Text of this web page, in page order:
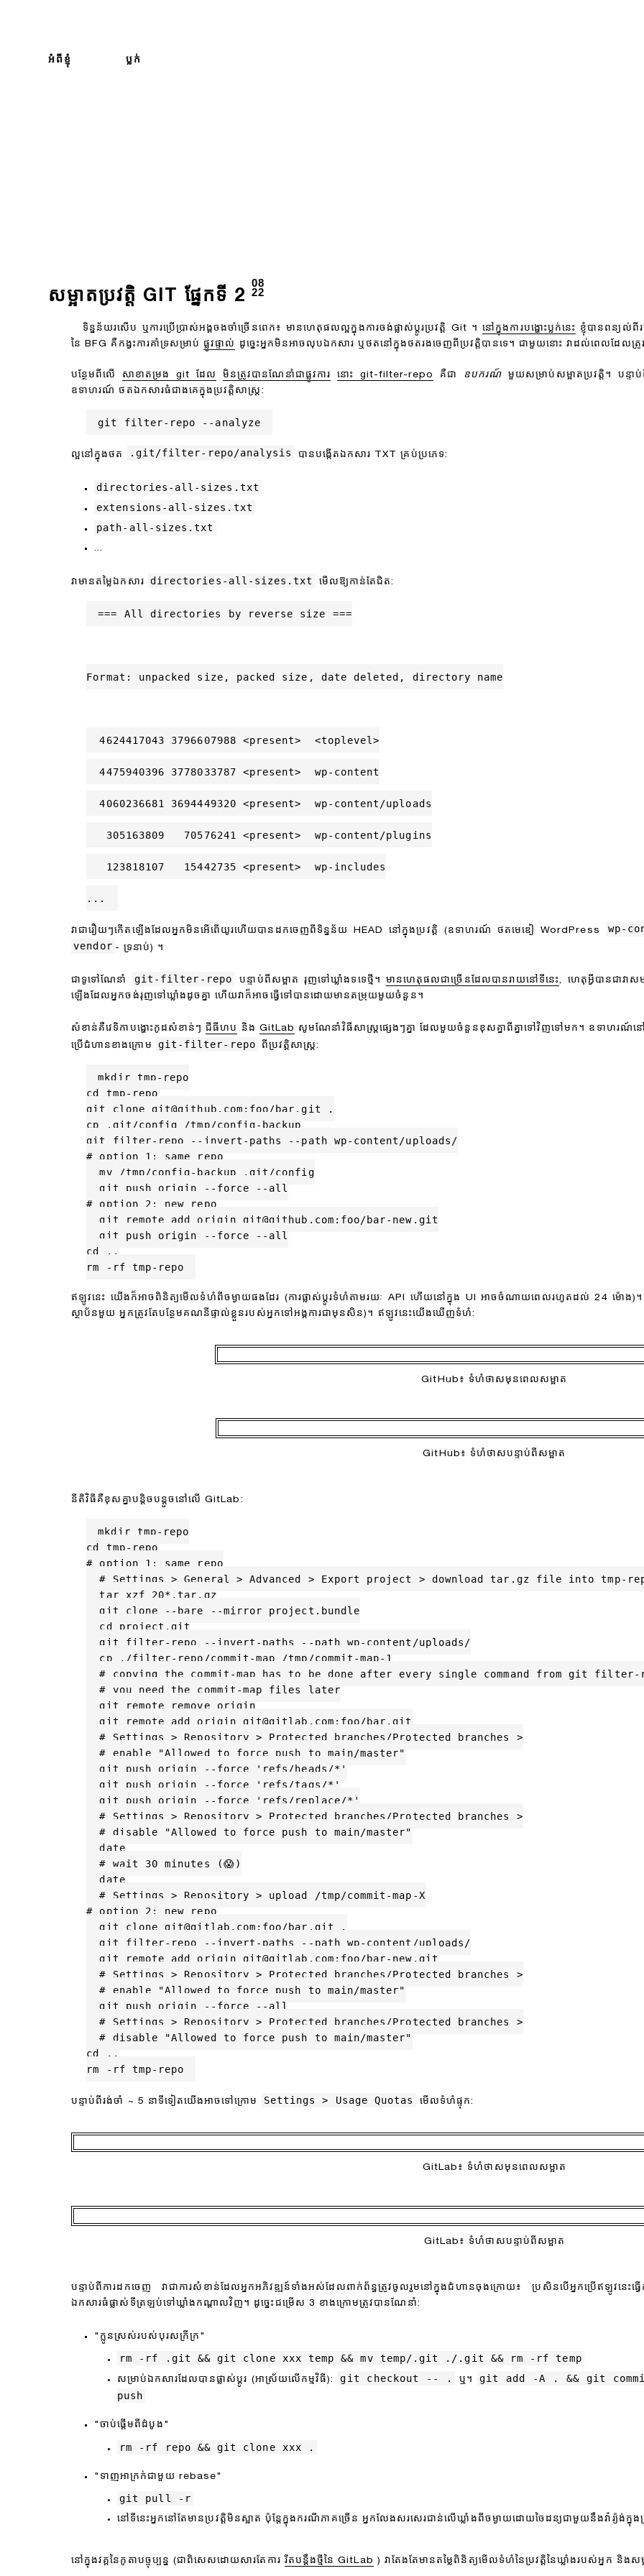
អំពី​ខ្ញុំ ប្លក់
សម្អាតប្រវត្តិ GIT ផ្នែកទី 2
08
22
ទិន្នន័យរសើប ឬការប្រើប្រាស់អង្គចងចាំច្រើនពេក៖ មានហេតុផលល្អក្នុងការចង់ផ្លាស់ប្តូរប្រវត្តិ Git ។នៅក្នុងការបង្ហោះប្លក់នេះ ខ្ញុំបានពន្យល់
នៃ BFG គឺកង្វះការគាំទ្រសម្រាប់ផ្លូវផ្ទាល់ ដូច្នេះអ្នកមិនអាចលុបឯកសារ ឬថតនៅក្នុងថតរងចេញពីប្រវត្តិបានទេ។ ជាមួយនោះ វាដល់ពេលដែ
បន្ថែមពីលើ សាខាតម្រង git ដែល មិនត្រូវបានណែនាំជាផ្លូវការ នោះ git-filter-repo គឺជា ឧបករណ៍ មួយសម្រាប់សម្អាតប្រវត្តិ។ បន្ទា
ឧទាហរណ៍ ថត​ឯកសារ​ធំ​ជាង​គេ​ក្នុង​ប្រវត្តិសាស្ត្រ:
git filter-repo --analyze
ល្អនៅក្នុងថត .git/filter-repo/analysis បានបង្កើតឯកសារ TXT គ្រប់ប្រភេទ:
directories-all-sizes.txt
extensions-all-sizes.txt
path-all-sizes.txt
...
វាមានតម្លៃឯកសារ directories-all-sizes.txt មើលឱ្យកាន់តែជិត:
=== All directories by reverse size ===
Format: unpacked size, packed size, date deleted, directory name
4624417043 3796607988 <present>  <toplevel>
4475940396 3778033787 <present>  wp-content
4060236681 3694449320 <present>  wp-content/uploads
305163809   70576241 <present>  wp-content/plugins
123818107   15442735 <present>  wp-includes
...
វាជារឿយៗកើតឡើងដែលអ្នកមិនអើពើយូរហើយបានដកចេញពីទិន្នន័យ HEAD នៅក្នុងប្រវត្តិ (ឧទាហរណ៍ ថតមេឌៀ WordPress
wp-
vendor - ទ្រនាប់) ។
ជាទូទៅណែនាំ git-filter-repo បន្ទាប់ពីសម្អាត រុញទៅឃ្លាំងទទេថ្មី។មានហេតុផលជាច្រើនដែលបានរាយនៅទីនេះ, ហេតុអ្វីបានជាវា
ឡើង​ដែល​អ្នក​ចង់​រុញ​ទៅ​ឃ្លាំង​ដូចគ្នា ហើយ​វា​ក៏​អាច​ធ្វើ​ទៅ​បាន​ដោយ​មាន​តម្រុយ​មួយ​ចំនួន។
សំខាន់គឺវេទិកាបង្ហោះកូដសំខាន់ៗជីធីហប និង GitLab សូមណែនាំវិធីសាស្រ្តផ្សេងៗគ្នា ដែលមួយចំនួនខុសគ្នាពីគ្នាទៅវិញទៅមក។ ឧទាហរ
ប្រើជំហានខាងក្រោម
git-filter-repo ពីប្រវត្តិសាស្ត្រ:
mkdir tmp-repo
cd tmp-repo
git clone git@github.com:foo/bar.git .
cp .git/config /tmp/config-backup
git filter-repo --invert-paths --path wp-content/uploads/
# option 1: same repo
mv /tmp/config-backup .git/config
git push origin --force --all
# option 2: new repo
git remote add origin git@github.com:foo/bar-new.git
git push origin --force --all
cd ..
rm -rf tmp-repo
ឥឡូវនេះ យើងក៏អាចពិនិត្យមើលទំហំពីចម្ងាយផងដែរ (ការផ្លាស់ប្តូរទំហំតាមរយៈ API ហើយនៅក្នុង UI អាចចំណាយពេលរហូតដល់ 24 ម៉ោង)។
ស្ថាប័នមួយ អ្នកត្រូវតែបន្ថែមគណនីផ្ទាល់ខ្លួនរបស់អ្នកទៅអង្គការជាមុនសិន)។ ឥឡូវនេះយើងឃើញទំហំ:
GitHub៖ ទំហំថាសមុនពេលសម្អាត
GitHub៖ ទំហំថាសបន្ទាប់ពីសម្អាត
នីតិវិធីគឺខុសគ្នាបន្តិចបន្តួចនៅលើ GitLab:
mkdir tmp-repo
cd tmp-repo
# option 1: same repo
# Settings > General > Advanced > Export project > download tar.gz file into tmp-
tar xzf 20*.tar.gz
git clone --bare --mirror project.bundle
cd project.git
git filter-repo --invert-paths --path wp-content/uploads/
cp ./filter-repo/commit-map /tmp/commit-map-1
# copying the commit-map has to be done after every single command from git filter-
# you need the commit-map files later
git remote remove origin
git remote add origin git@gitlab.com:foo/bar.git
# Settings > Repository > Protected branches/Protected branches >
# enable "Allowed to force push to main/master"
git push origin --force 'refs/heads/*'
git push origin --force 'refs/tags/*'
git push origin --force 'refs/replace/*'
# Settings > Repository > Protected branches/Protected branches >
# disable "Allowed to force push to main/master"
date
# wait 30 minutes (😱)
date
# Settings > Repository > upload /tmp/commit-map-X
# option 2: new repo
git clone git@gitlab.com:foo/bar.git .
git filter-repo --invert-paths --path wp-content/uploads/
git remote add origin git@gitlab.com:foo/bar-new.git
# Settings > Repository > Protected branches/Protected branches >
# enable "Allowed to force push to main/master"
git push origin --force --all
# Settings > Repository > Protected branches/Protected branches >
# disable "Allowed to force push to main/master"
cd ..
rm -rf tmp-repo
បន្ទាប់ពីរង់ចាំ ~ 5 នាទីទៀតយើងអាចទៅក្រោម Settings > Usage Quotas មើលទំហំផ្ទុក:
GitLab៖ ទំហំថាសមុនពេលសម្អាត
GitLab៖ ទំហំថាសបន្ទាប់ពីសម្អាត
បន្ទាប់ពីការដកចេញ វាជាការសំខាន់ដែលអ្នកអភិវឌ្ឍន៍ទាំងអស់ដែលពាក់ព័ន្ធត្រូវចូលរួមនៅក្នុងជំហានចុងក្រោយ៖ ប្រសិនបើអ្នកប្រើឥឡូវនេះធ្វ
ឯកសារធំផ្លាស់ទីត្រឡប់ទៅឃ្លាំងកណ្តាលវិញ។ ដូច្នេះជម្រើស 3 ខាងក្រោមត្រូវបានណែនាំ:
"ក្លូនស្រស់របស់បុរសក្រីក្រ"
rm -rf .git && git clone xxx temp && mv temp/.git ./.git && rm -rf temp
សម្រាប់ឯកសារដែលបានផ្លាស់ប្តូរ (អាស្រ័យលើកម្មវិធី): git checkout -- . ឬ។
git add -A . && git
push
"ចាប់ផ្តើមពីដំបូង"
rm -rf repo && git clone xxx .
"ទាញអាក្រក់ជាមួយ rebase"
git pull -r
នៅទីនេះអ្នកនៅតែមានប្រវត្តិមិនស្អាត ប៉ុន្តែក្នុងករណីភាគច្រើន អ្នកលែងសរសេរជាន់លើឃ្លាំងពីចម្ងាយដោយចៃដន្យជាមួយនឹងវ៉ារ្យ៉ង់
នៅក្នុងវគ្គនៃកូតាបច្ចុប្បន្ន (ជាពិសេសដោយសារតែការ រឹតបន្តឹងថ្មីនៃ GitLab ) វាតែងតែមានតម្លៃពិនិត្យមើលទំហំនៃប្រវត្តិនៃឃ្លាំងរបស់អ្នក និងស